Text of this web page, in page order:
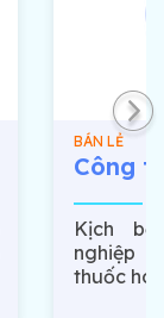
BÁN LẺ
Công
Kịch
nghiệp
thuốc ho